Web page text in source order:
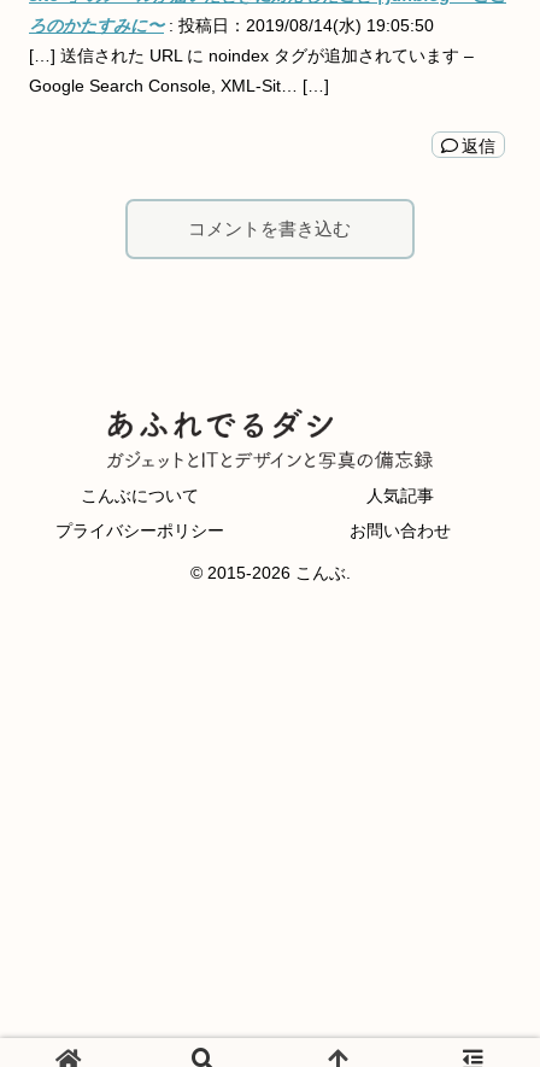
ろのかたすみに〜: 投稿日：2019/08/14(水) 19:05:50
[…] 送信された URL に noindex タグが追加されています –
Google Search Console, XML-Sit… […]
返信
コメントを書き込む
こんぶについて
人気記事
プライバシーポリシー
お問い合わせ
© 2015-2026 こんぶ.